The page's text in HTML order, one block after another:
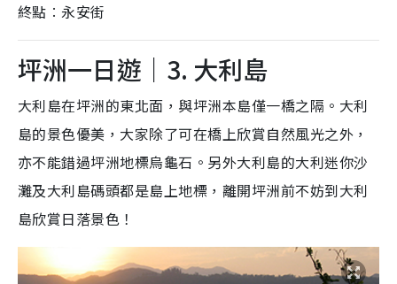
終點︰永安街
坪洲一日遊｜3. 大利島
大利島在坪洲的東北面，與坪洲本島僅一橋之隔。大利
島的景色優美，大家除了可在橋上欣賞自然風光之外，
亦不能錯過坪洲地標烏龜石。另外大利島的大利迷你沙
灘及大利島碼頭都是島上地標，離開坪洲前不妨到大利
島欣賞日落景色！